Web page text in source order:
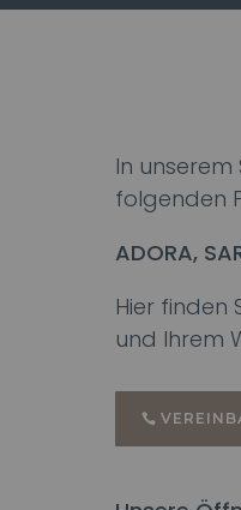
In
folgenden
ADORA,
Hier finden
und Ihrem